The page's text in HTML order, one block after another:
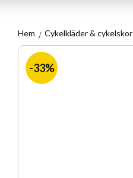
Hem Cykelkläder & cykelskor
33%